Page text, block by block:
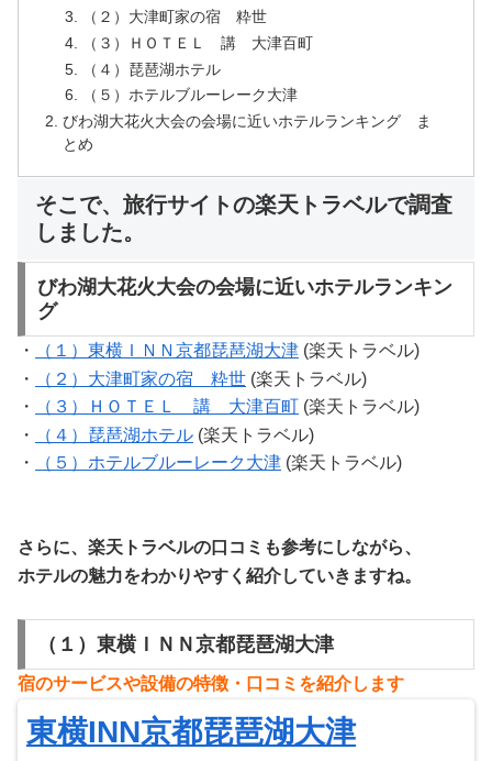
（２）大津町家の宿 粋世
（３）ＨＯＴＥＬ 講 大津百町
（４）琵琶湖ホテル
（５）ホテルブルーレーク大津
びわ湖大花火大会の会場に近いホテルランキング ま
とめ
そこで、旅行サイトの楽天トラベルで調査
しました。
びわ湖大花火大会の会場に近いホテルランキン
グ
・ （１）東横ＩＮＮ京都琵琶湖大津 (楽天トラベル)
・
（２）大津町家の宿 粋世 (楽天トラベル)
・
（３）ＨＯＴＥＬ 講 大津百町 (楽天トラベル)
・
（４）琵琶湖ホテル (楽天トラベル)
・
（５）ホテルブルーレーク大津 (楽天トラベル)
さらに、楽天トラベルの口コミも参考にしながら、
ホテルの魅力をわかりやすく紹介していきますね。
（１）東横ＩＮＮ京都琵琶湖大津
宿のサービスや設備の特徴・ ⼝ コミを紹介します
東横INN京都琵琶湖大津